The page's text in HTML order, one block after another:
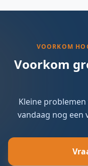
plaatsen sterk af.
dakdekker.VOORKOM
Voorkom
Kleine
vandaag nog een